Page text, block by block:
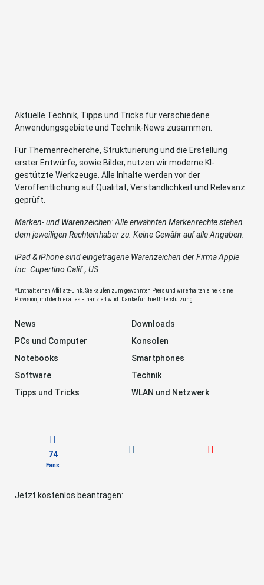
Aktuelle Technik, Tipps und Tricks für verschiedene
Anwendungsgebiete und Technik-News zusammen.
Für Themenrecherche, Strukturierung und die Erstellung
erster Entwürfe, sowie Bilder, nutzen wir moderne KI-
gestützte Werkzeuge. Alle Inhalte werden vor der
Veröffentlichung auf Qualität, Verständlichkeit und Relevanz
geprüft.
Marken- und Warenzeichen: Alle erwähnten Markenrechte stehen
dem jeweiligen Rechteinhaber zu. Keine Gewähr auf alle Angaben.
iPad & iPhone sind eingetragene Warenzeichen der Firma Apple
Inc. Cupertino Calif., US
*Enthält einen Affiliate-Link. Sie kaufen zum gewohnten Preis und wir erhalten eine kleine
Provision, mit der hier alles Finanziert wird. Danke für Ihre Unterstützung.
News
Downloads
PCs und Computer
Konsolen
Notebooks
Smartphones
Software
Technik
Tipps und Tricks
WLAN und Netzwerk
74
Fans
Jetzt kostenlos beantragen: